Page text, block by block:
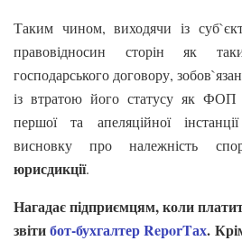
Таким чином, виходячи із
правовідносин сторін як
господарського договору,
із втратою його статусу як
першої та апеляційної
висновку про належність
юрисдикції.
Нагадає підприємцям, коли
звітибот-бухгалтер ReporTах.